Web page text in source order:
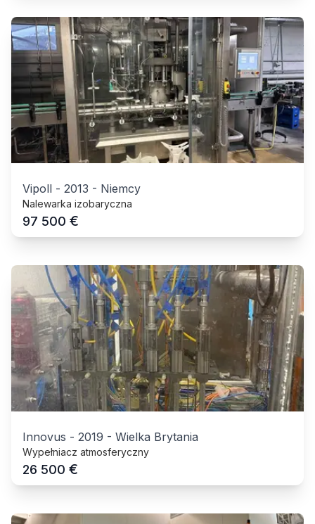
Vipoll - 2013 - Niemcy
Nalewarka izobaryczna
97 500 €
Innovus - 2019 - Wielka Brytania
Wypełniacz atmosferyczny
26 500 €